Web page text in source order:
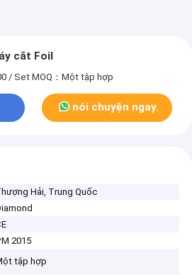
cắt Foil
/ Set MOQ：Một tập hợp
nói chuyện ngay.
Hải, Trung Quốc
2015
tập hợp